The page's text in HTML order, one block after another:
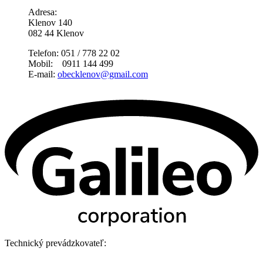
Adresa:
Klenov 140
082 44 Klenov
Telefon: 051 / 778 22 02
Mobil: 0911 144 499
E-mail: obecklenov@gmail.com
Technický prevádzkovateľ: